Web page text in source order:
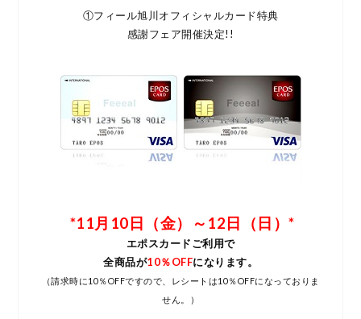
①フィール旭川オフィシャルカード特典
感謝フェア開催決定!!
*11月10日（金）～12日（日）*
エポスカードご利用で
全商品が10％OFFになります。
（請求時に10％OFFですので、レシートは10％OFFになっておりま
せん。）